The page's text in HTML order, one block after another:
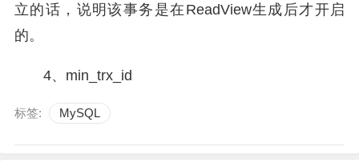
立的话，说明该事务是在ReadView生成后才开启
的。
4、min_trx_id
标签: MySQL